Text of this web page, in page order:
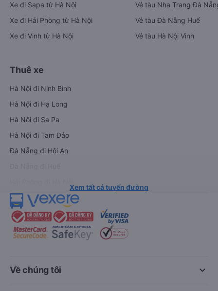
Xe đi Sapa từ Hà Nội
Xe đi Hải Phòng từ Hà Nội
Xe đi Vinh từ Hà Nội
Vé tàu Nha Trang Đà
Vé tàu Đà Nẵng Huế
Vé tàu Hà Nội Vinh
Thuê xe
Hà Nội đi Ninh Bình
Hà Nội đi Hạ Long
Hà Nội đi Sa Pa
Hà Nội đi Tam Đảo
Đà Nẵng đi Hội An
Xem tất cả tuyến đường
keyboard_arrow_down
Về chúng tôi